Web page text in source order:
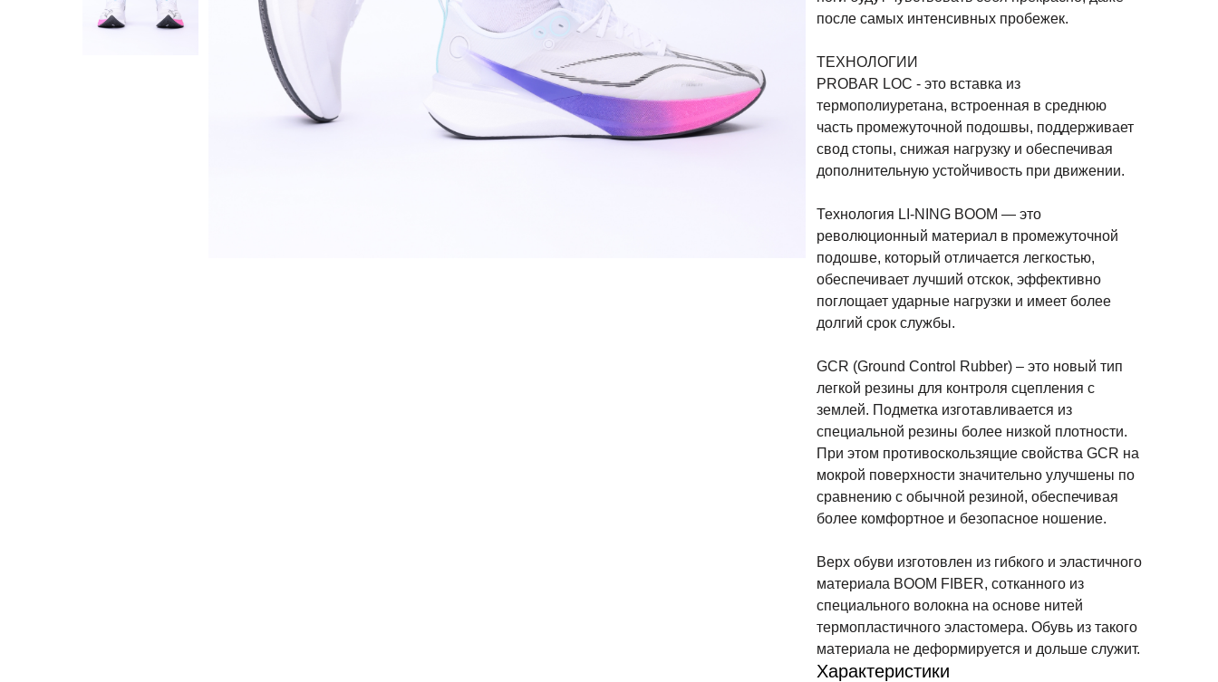
после самых интенсивных пробежек.
ТЕХНОЛОГИИ
PROBAR LOC - это вставка из
термополиуретана, встроенная в среднюю
часть промежуточной подошвы, поддерживает
свод стопы, снижая нагрузку и обеспечивая
дополнительную устойчивость при движении.
Технология LI-NING BOOM — это
революционный материал в промежуточной
подошве, который отличается легкостью,
обеспечивает лучший отскок, эффективно
поглощает ударные нагрузки и имеет более
долгий срок службы.
GCR (Ground Control Rubber) – это новый тип
легкой резины для контроля сцепления с
землей. Подметка изготавливается из
специальной резины более низкой плотности.
При этом противоскользящие свойства GCR на
мокрой поверхности значительно улучшены по
сравнению с обычной резиной, обеспечивая
более комфортное и безопасное ношение.
Верх обуви изготовлен из гибкого и эластичного
материала BOOM FIBER, сотканного из
специального волокна на основе нитей
термопластичного эластомера. Обувь из такого
материала не деформируется и дольше служит.
Характеристики